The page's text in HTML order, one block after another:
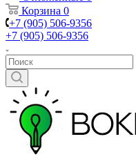
Корзина 0
+7 (905) 506-9356
+7 (905) 506-9356